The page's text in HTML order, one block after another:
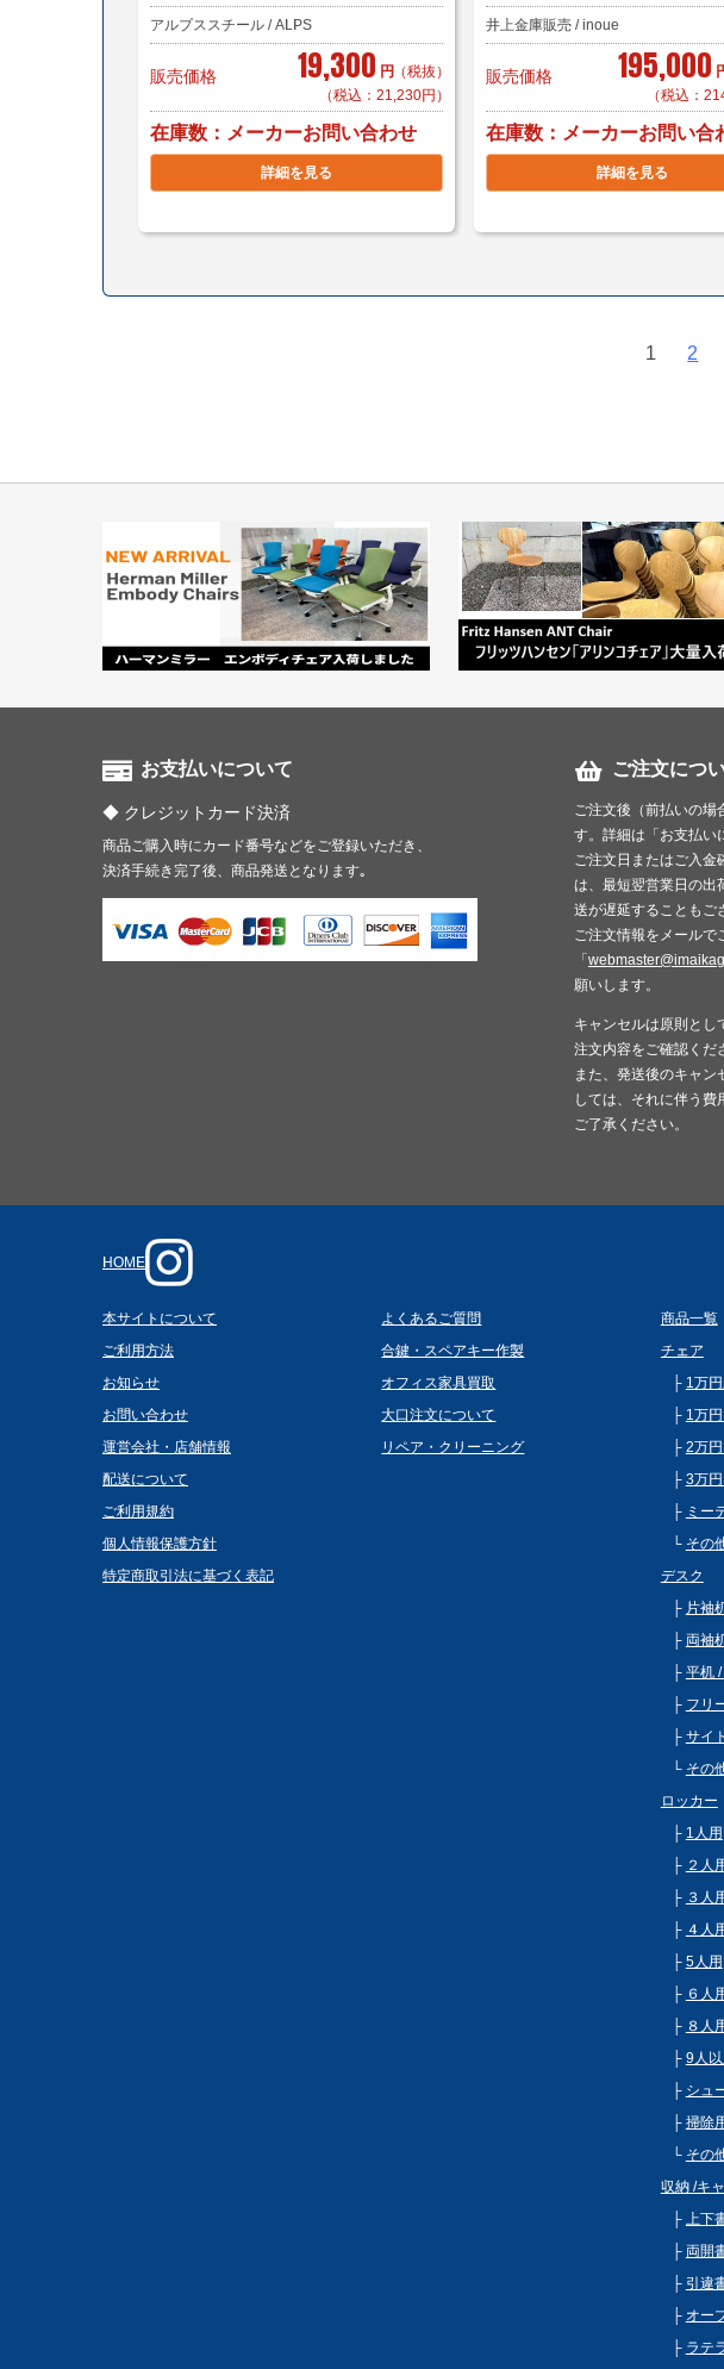
アルプススチール / ALPS
販売価格 19,300 円 （税抜）
（税込：21,230円）
在庫数 メーカーお問い合わせ
詳細を見る
井上金庫販売 / inoue
販売価格 195,000
（税込：
在庫数 メーカーお問い合
詳細を見る
1 2
お支払いについて
クレジットカード決済
商品ご購入時にカード番号などをご登録いただき、
決済手続き完了後、商品発送となります｡
ご注文につ
ご注文後（前払いの場
す。詳細は「お支払い
ご注文日またはご入
は、最短翌営業日の出
送が遅延することもご
ご注文情報をメールで
「
願いします。
キャンセルは原則とし
注文内容をご確認くだ
また、発送後のキャン
しては、それに伴う費
ご了承ください。
HOME
本サイトについて
ご利用方法
お知らせ
お問い合わせ
運営会社・店舗情報
配送について
ご利用規約
個人情報保護方針
特定商取引法に基づく表記
よくあるご質問
合鍵・スペアキー作製
オフィス家具買取
大口注文について
リペア・クリーニング
商品一覧
チェア
1万
1万
2万
3万
ミー
その
デスク
片袖
両袖
平机
フリ
サイ
その
ロッカー
1人用
２人
３人
４人
5人用
６人
８人
9人
シュ
掃除
その
収納 /キ
上下
両開
引違
オー
ラテ